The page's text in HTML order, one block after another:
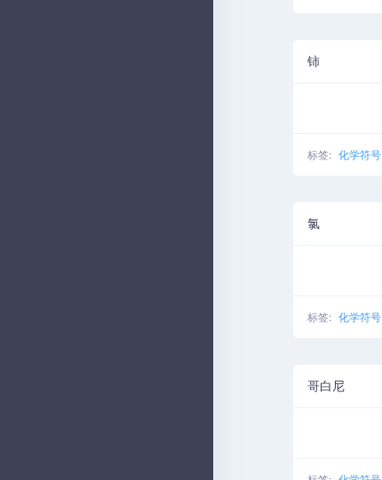
铈
标签: 化学符号
氯
标签: 化学符号
哥白尼